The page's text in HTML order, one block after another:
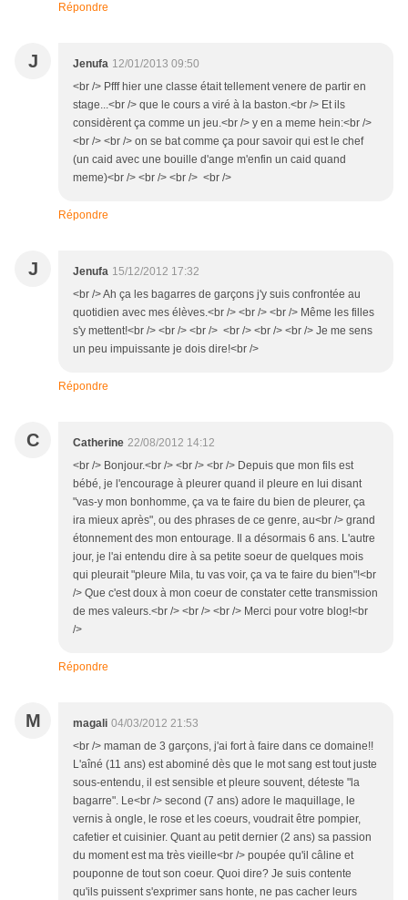
Répondre
J Jenufa 12/01/2013 09:50
<br /> Pfff hier une classe était tellement venere de partir en
stage...<br /> que le cours a viré à la baston.<br /> Et ils
considèrent ça comme un jeu.<br /> y en a meme hein:<br />
<br /> <br /> on se bat comme ça pour savoir qui est le chef
(un caid avec une bouille d'ange m'enfin un caid quand
meme)<br /> <br /> <br /> <br />
Répondre
J Jenufa 15/12/2012 17:32
<br /> Ah ça les bagarres de garçons j'y suis confrontée au
quotidien avec mes élèves.<br /> <br /> <br /> Même les filles
s'y mettent!<br /> <br /> <br /> <br /> <br /> <br /> Je me sens
un peu impuissante je dois dire!<br />
Répondre
C Catherine 22/08/2012 14:12
<br /> Bonjour.<br /> <br /> <br /> Depuis que mon fils est
bébé, je l'encourage à pleurer quand il pleure en lui disant
"vas-y mon bonhomme, ça va te faire du bien de pleurer, ça
ira mieux après", ou des phrases de ce genre, au<br /> grand
étonnement des mon entourage. Il a désormais 6 ans. L'autre
jour, je l'ai entendu dire à sa petite soeur de quelques mois
qui pleurait "pleure Mila, tu vas voir, ça va te faire du bien"!<br
/> Que c'est doux à mon coeur de constater cette transmission
de mes valeurs.<br /> <br /> <br /> Merci pour votre blog!<br
/>
Répondre
M magali 04/03/2012 21:53
<br /> maman de 3 garçons, j'ai fort à faire dans ce domaine!!
L'aîné (11 ans) est abominé dès que le mot sang est tout juste
sous-entendu, il est sensible et pleure souvent, déteste "la
bagarre". Le<br /> second (7 ans) adore le maquillage, le
vernis à ongle, le rose et les coeurs, voudrait être pompier,
cafetier et cuisinier. Quant au petit dernier (2 ans) sa passion
du moment est ma très vieille<br /> poupée qu'il câline et
pouponne de tout son coeur. Quoi dire? Je suis contente
qu'ils puissent s'exprimer sans honte, ne pas cacher leurs